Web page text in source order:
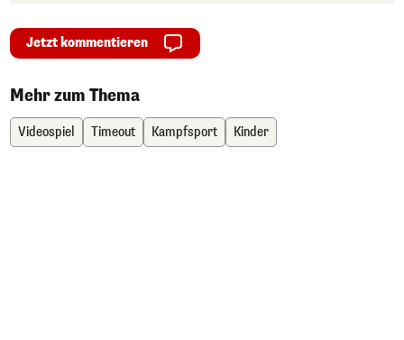
Jetzt kommentieren
Mehr zum Thema
Videospiel Timeout Kampfsport Kinder